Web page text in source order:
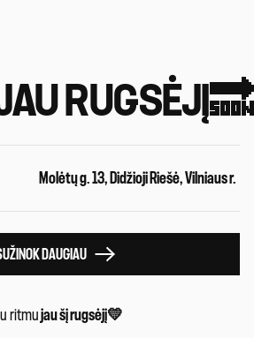
ritmujau šį rugsėjį💛
Molėtų g. 13, Didžioji Riešė, Vilniaus r.
DAUGIAU
RUGSĖJĮ🔜